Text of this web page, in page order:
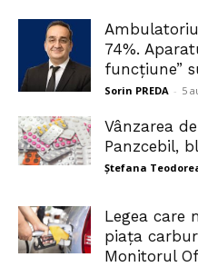
74%.
funcțiune”
Sorin PREDA - 5
Vânzarea
Panzcebil,
Ștefana
Legea care
piața
Monitorul